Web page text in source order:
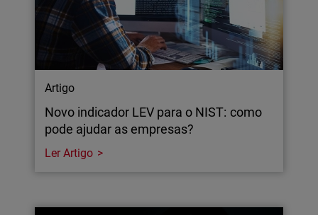
Artigo
Novo indicador LEV para o NIST: como
pode ajudar as empresas?
Ler Artigo